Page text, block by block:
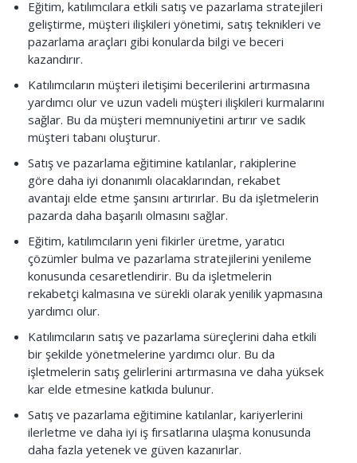
Eğitim, katılımcılara etkili satış ve pazarlama stratejileri
geliştirme, müşteri ilişkileri yönetimi, satış teknikleri ve
pazarlama araçları gibi konularda bilgi ve beceri
kazandırır.
Katılımcıların müşteri iletişimi becerilerini artırmasına
yardımcı olur ve uzun vadeli müşteri ilişkileri kurmalarını
sağlar. Bu da müşteri memnuniyetini artırır ve sadık
müşteri tabanı oluşturur.
Satış ve pazarlama eğitimine katılanlar, rakiplerine
göre daha iyi donanımlı olacaklarından, rekabet
avantajı elde etme şansını artırırlar. Bu da işletmelerin
pazarda daha başarılı olmasını sağlar.
Eğitim, katılımcıların yeni fikirler üretme, yaratıcı
çözümler bulma ve pazarlama stratejilerini yenileme
konusunda cesaretlendirir. Bu da işletmelerin
rekabetçi kalmasına ve sürekli olarak yenilik yapmasına
yardımcı olur.
Katılımcıların satış ve pazarlama süreçlerini daha etkili
bir şekilde yönetmelerine yardımcı olur. Bu da
işletmelerin satış gelirlerini artırmasına ve daha yüksek
kar elde etmesine katkıda bulunur.
Satış ve pazarlama eğitimine katılanlar, kariyerlerini
ilerletme ve daha iyi iş fırsatlarına ulaşma konusunda
daha fazla yetenek ve güven kazanırlar.